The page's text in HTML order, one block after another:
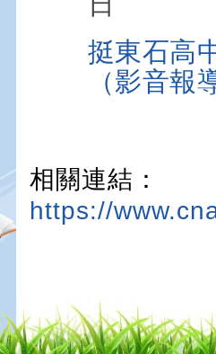
挺東石高
（影音報
相關連結：
https://